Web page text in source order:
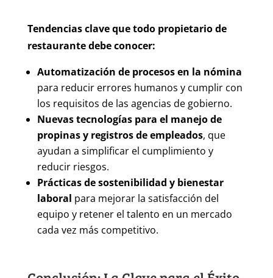
Tendencias clave que todo propietario de
restaurante debe conocer:
Automatización de procesos en la nómina
para reducir errores humanos y cumplir con
los requisitos de las agencias de gobierno.
Nuevas tecnologías para el manejo de
propinas y registros de empleados, que
ayudan a simplificar el cumplimiento y
reducir riesgos.
Prácticas de sostenibilidad y bienestar
laboral para mejorar la satisfacción del
equipo y retener el talento en un mercado
cada vez más competitivo.